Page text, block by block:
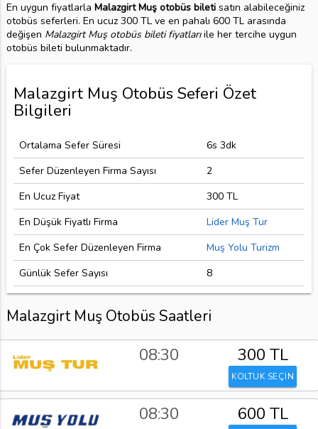
En uygun fiyatlarla Malazgirt Muş otobüs biletisatın alabileceğiniz
otobüs seferleri. En ucuz 300 TL ve en pahalı 600 TL arasında
değişen Malazgirt Muş otobüs bileti fiyatlarıile her tercihe uygun
otobüs bileti bulunmaktadır.
Malazgirt Muş Otobüs Seferi Özet
Bilgileri
Ortalama Sefer Süresi
6s 3dk
Sefer Düzenleyen Firma Sayısı
2
En Ucuz Fiyat
300 TL
En Düşük Fiyatlı Firma
Lider Muş Tur
En Çok Sefer Düzenleyen Firma
Muş Yolu Turizm
Günlük Sefer Sayısı
8
Malazgirt Muş Otobüs Saatleri
08:30 300 TL
KOLTUK SEÇİN
08:30 600 TL